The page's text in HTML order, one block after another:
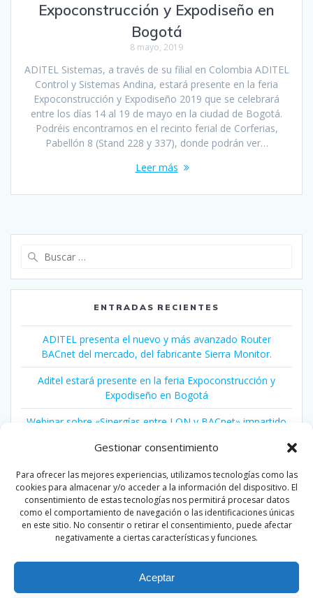
Gestionar consentimiento
Para ofrecer las mejores experiencias, utilizamos tecnologías como las
cookies para almacenar y/o acceder a la información del dispositivo. El
consentimiento de estas tecnologías nos permitirá procesar datos
como el comportamiento de navegación o las identificaciones únicas
en este sitio. No consentir o retirar el consentimiento, puede afectar
negativamente a ciertas características y funciones.
Aceptar
Expoconstrucción y Expodiseño en
Bogotá
8 mayo, 2019
ADITEL Sistemas, a través de su filial en Colombia ADITEL
Control y Sistemas Andina, estará presente en la feria
Expoconstrucción y Expodiseño 2019 que se celebrará
entre los días 14 al 19 de mayo en la ciudad de Bogotá.
Podréis encontrarnos en el recinto ferial de Corferias,
Pabellón 8 (Stand 228 y 337), donde podrán ver…
Leer más
ENTRADAS RECIENTES
ADITEL presenta el nuevo y más avanzado Router
BACnet del mercado, del fabricante Sierra Monitor.
Aditel estará presente en la feria Expoconstrucción y
Expodiseño en Bogotá
Webinar sobre «Sinergías entre LON y BACnet» impartido
Automatización para Edificios Inteligentes
Congreso Ciudades Inteligentes 2018